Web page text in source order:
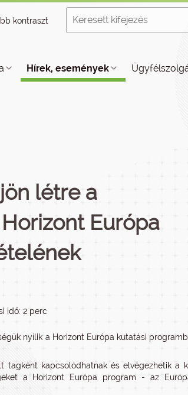
kontraszt
Hírek, események
létre a
Európa
idő: 2 perc
nyílik a Horizont Európa kutatási
kapcsolódhatnak és elvégezhetik a
a Horizont Európa program - az